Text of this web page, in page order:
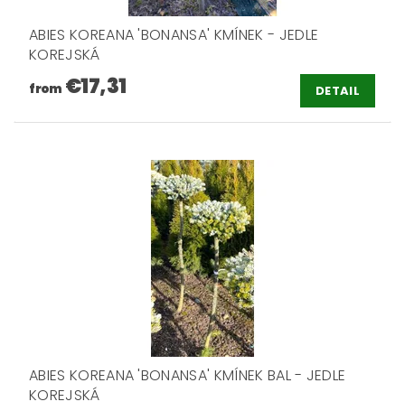
ABIES KOREANA 'BONANSA' KMÍNEK - JEDLE
KOREJSKÁ
from €17,31 DETAIL
ABIES KOREANA 'BONANSA' KMÍNEK BAL - JEDLE
KOREJSKÁ